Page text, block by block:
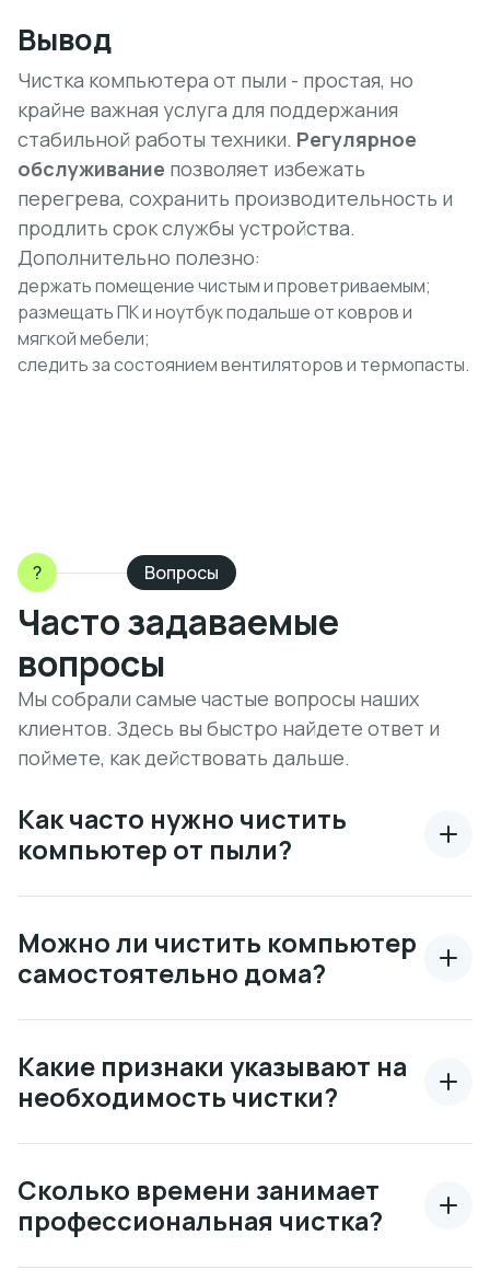
Вывод
Чистка компьютера от пыли - простая, но
крайне важная услуга для поддержания
стабильной работы техники. Регулярное
обслуживание позволяет избежать
перегрева, сохранить производительность и
продлить срок службы устройства.
Дополнительно полезно:
держать помещение чистым и проветриваемым;
размещать ПК и ноутбук подальше от ковров и
мягкой мебели;
следить за состоянием вентиляторов и термопасты.
? Вопросы
Часто задаваемые
вопросы
Мы собрали самые частые вопросы наших
клиентов. Здесь вы быстро найдете ответ и
поймете, как действовать дальше.
Как часто нужно чистить
компьютер от пыли?
Можно ли чистить компьютер
самостоятельно дома?
Какие признаки указывают на
необходимость чистки?
Сколько времени занимает
профессиональная чистка?